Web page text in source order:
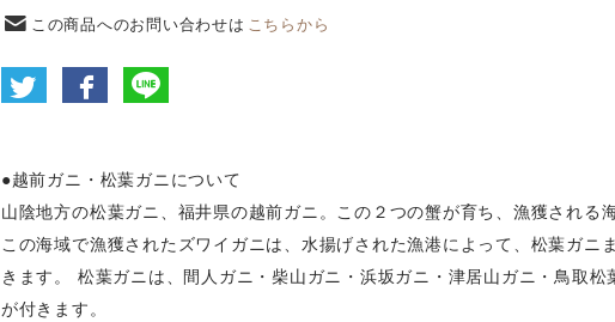
この商品へのお問い合わせは こちらから
●越前ガニ・松葉ガニについて
山陰地方の松葉ガニ、福井県の越前ガニ。この２つの蟹が育ち、漁獲される
この海域で漁獲されたズワイガニは、水揚げされた漁港によって、松葉ガニ
きます。 松葉ガニは、間人ガニ・柴山ガニ・浜坂ガニ・津居山ガニ・鳥取
が付きます。